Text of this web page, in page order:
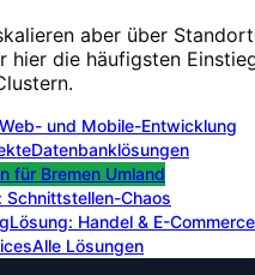
aber über
hier die häufigsten
Web- und Mobile-Entwicklung
Datenbanklösungen
für Bremen Umland
Schnittstellen-Chaos
Lösung: Handel & E-Commerce
Alle Lösungen